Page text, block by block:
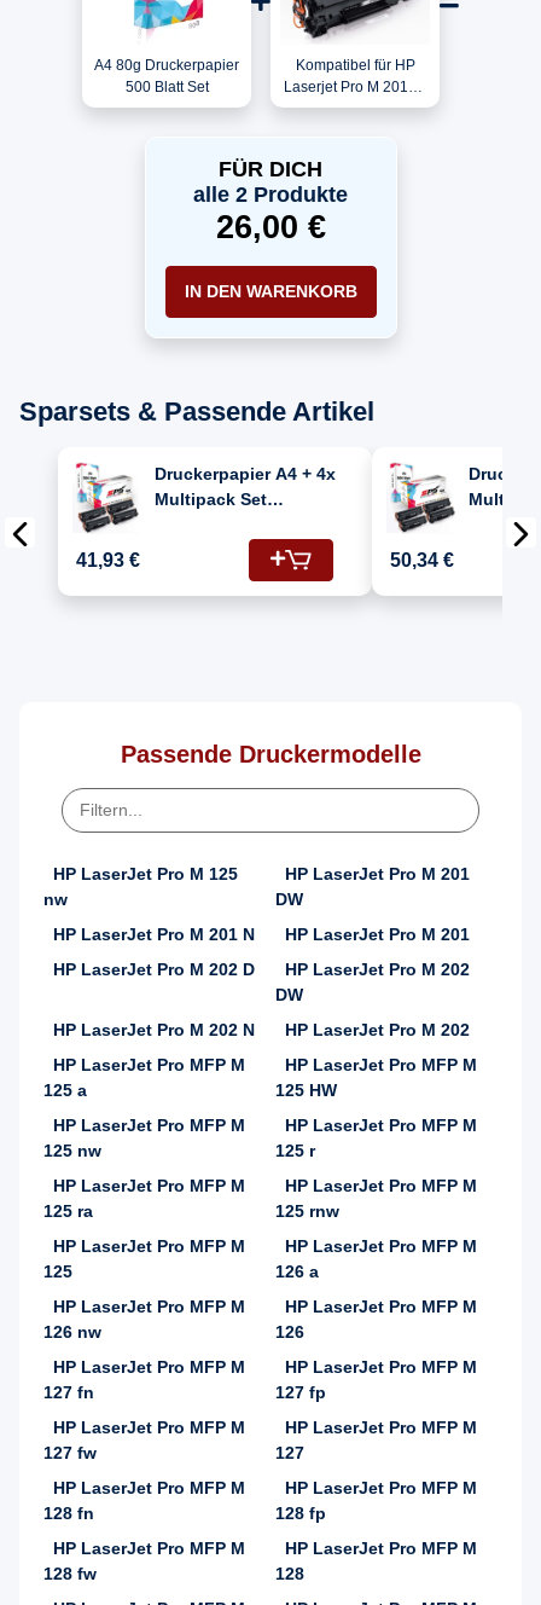
A4 80g Druckerpapier
500 Blatt Set
Kompatibel für HP
Laserjet Pro M 201N /
CF283A / 83A Toner
FÜR DICH
alle 2 Produkte
26,00 €
IN DEN WARENKORB
Sparsets & Passende Artikel
Druckerpapier A4 + 4x
Multipack Set
Laserjet Pro M 201 N
(CF283A/83A) Toner
Schwarz
41,93 €
Schwarz
50,34 €
Passende Druckermodelle
HP LaserJet Pro M 125
nw
HP LaserJet Pro M 201
DW
HP LaserJet Pro M 201 N
HP LaserJet Pro M 201
HP LaserJet Pro M 202 D
HP LaserJet Pro M 202
DW
HP LaserJet Pro M 202 N
HP LaserJet Pro M 202
HP LaserJet Pro MFP M
125 a
HP LaserJet Pro MFP M
125 HW
HP LaserJet Pro MFP M
125 nw
HP LaserJet Pro MFP M
125 r
HP LaserJet Pro MFP M
125 ra
HP LaserJet Pro MFP M
125 rnw
HP LaserJet Pro MFP M
125
HP LaserJet Pro MFP M
126 a
HP LaserJet Pro MFP M
126 nw
HP LaserJet Pro MFP M
126
HP LaserJet Pro MFP M
127 fn
HP LaserJet Pro MFP M
127 fp
HP LaserJet Pro MFP M
127 fw
HP LaserJet Pro MFP M
127
HP LaserJet Pro MFP M
128 fn
HP LaserJet Pro MFP M
128 fp
HP LaserJet Pro MFP M
128 fw
HP LaserJet Pro MFP M
128